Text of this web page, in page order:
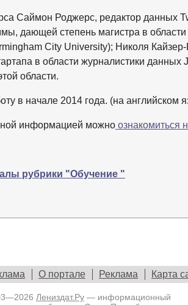
Саймон Роджерс, редактор данных
дающей степень магистра в области
City University); Николя
в области журналистики
области.
в начале 2014 года. (на английском
информацией можно ознакомиться
рубрики "Обучение "
О портале Реклама Карта
Лениздат.Ру — информационный